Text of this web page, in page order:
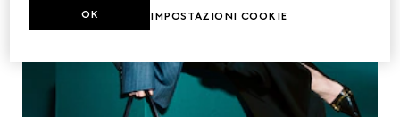
IMPOSTAZIONI COOKIE
OK